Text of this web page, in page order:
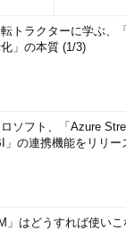
トラクターに学ぶ、
」の本質 (1/3)
ソフト、「Azure
」の連携機能をリリー
」はどうすれば使い